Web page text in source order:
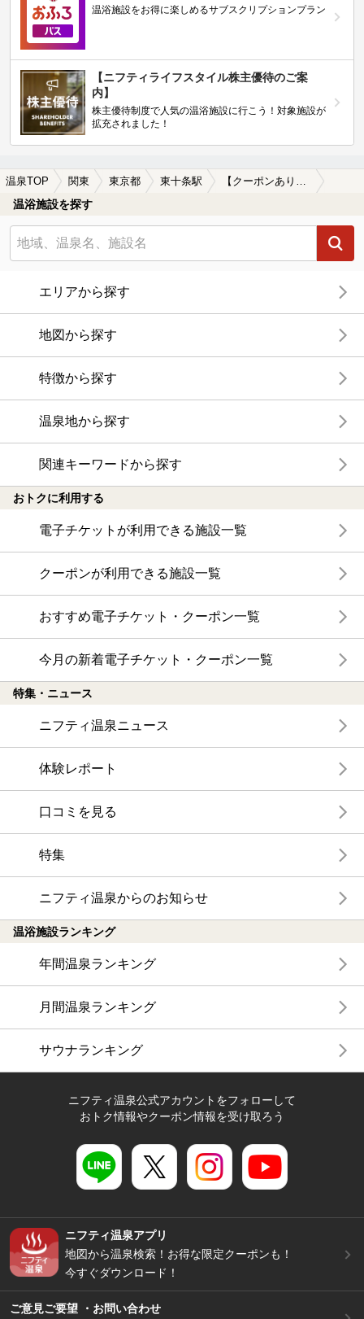
温浴施設をお得に楽しめるサブスクリプションプラン
【ニフティライフスタイル株主優待のご案
内】
株主優待制度で人気の温浴施設に行こう！対象施設が
拡充されました！
温泉TOP 関東 東京都 東十条駅 【クーポンあり】漫画が楽しめる東十条駅近くの温泉、日帰り温泉、スーパー銭湯おすすめ
温浴施設を探す
エリアから探す
地図から探す
特徴から探す
温泉地から探す
関連キーワードから探す
おトクに利用する
電子チケットが利用できる施設一覧
クーポンが利用できる施設一覧
おすすめ電子チケット・クーポン一覧
今月の新着電子チケット・クーポン一覧
特集・ニュース
ニフティ温泉ニュース
体験レポート
口コミを見る
特集
ニフティ温泉からのお知らせ
温浴施設ランキング
年間温泉ランキング
月間温泉ランキング
サウナランキング
ニフティ温泉公式アカウントをフォローして
おトク情報やクーポン情報を受け取ろう
ニフティ温泉アプリ
地図から温泉検索！お得な限定クーポンも！
今すぐダウンロード！
ご意見ご要望 ・お問い合わせ